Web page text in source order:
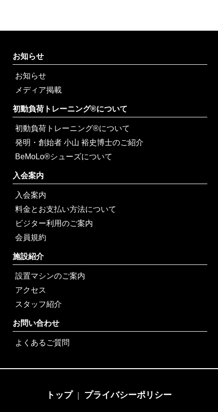
お知らせ
お知らせ
メディア掲載
初動負荷トレーニング®について
初動負荷トレーニング®について
発明・創始者 小山 裕史博士のご紹介
BeMoLo®シューズについて
入会案内
入会案内
料金とお支払い方法について
ビジター利用のご案内
会員規約
施設紹介
設置マシンのご案内
アクセス
スタッフ紹介
お問い合わせ
よくあるご質問
トップ｜ プライバシーポリシー